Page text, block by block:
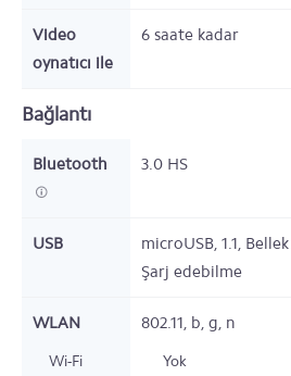
Video
oynatıcı ile
6 saate kadar
Bağlantı
Bluetooth 3.0 HS
USB
microUSB, 1.1,
Şarj edebilme
WLAN 802.11, b, g, n
Wi-Fi
Yok